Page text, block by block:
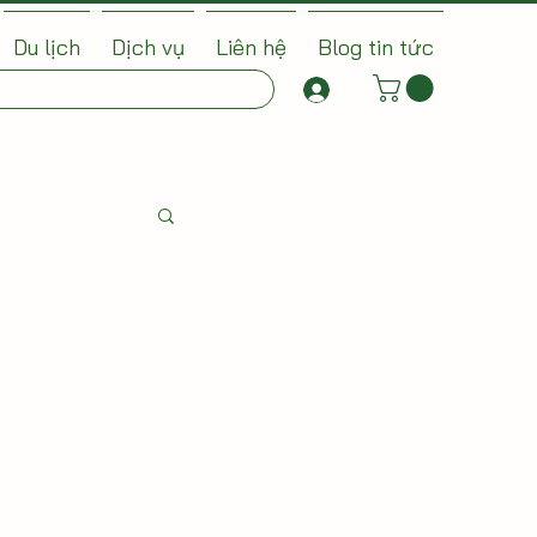
Du lịch Dịch vụ Liên hệ Blog tin tức